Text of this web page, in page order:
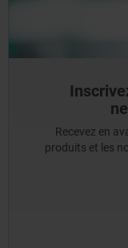
Recevez en
produits et les